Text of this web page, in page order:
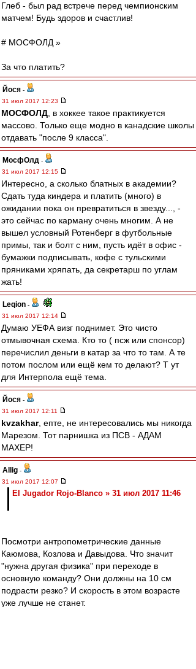
Глеб - был рад встрече перед чемпионским
матчем! Будь здоров и счастлив!
# МОСФОЛД »
За что платить?
Йося -
31 июл 2017 12:23
МОСФОЛД , в хоккее такое практикуется
массово. Только еще модно в канадские школы
отдавать "после 9 класса".
МосфОлд -
31 июл 2017 12:15
Интересно, а сколько блатных в академии?
Сдать туда киндера и платить (много) в
ожидании пока он превратиться в звезду..., -
это сейчас по карману очень многим. А не
вышел условный Ротенберг в футбольные
примы, так и болт с ним, пусть идёт в офис -
бумажки подписывать, кофе с тульскими
пряниками хряпать, да секретарш по углам
жать!
Leqion -
31 июл 2017 12:14
Думаю УЕФА визг поднимет. Это чисто
отмывочная схема. Кто то ( псж или спонсор)
перечислил деньги в катар за что то там. А те
потом послом или ещё кем то делают? Т ут
для Интерпола ещё тема.
Йося -
31 июл 2017 12:11
kvzakhar, епте, не интересовались мы никогда
Марезом. Тот парнишка из ПСВ - АДАМ
МАХЕР!
Allig -
31 июл 2017 12:07
El Jugador Rojo-Blanco » 31 июл 2017 11:46
Посмотри антропометрические данные
Каюмова, Козлова и Давыдова. Что значит
"нужна другая физика" при переходе в
основную команду? Они должны на 10 см
подрасти резко? И скорость в этом возрасте
уже лучше не станет.